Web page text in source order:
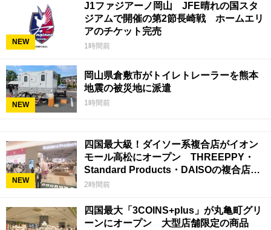
NEW
J1ファジアーノ岡山 JFE晴れの国スタ
ジアムで開催の第2節長崎戦 ホームエリ
アのチケット完売
1時間前
NEW
岡山県倉敷市がトイレトレーラーを熊本
地震の被災地に派遣
1時間前
NEW
四国最大級！ダイソー系複合店がイオン
モール高松にオープン THREEPPY・
Standard Products・DAISOの複合店は
香川県初
2時間前
四国最大「3COINS+plus」が丸亀町グリ
ーンにオープン 大型店舗限定の商品